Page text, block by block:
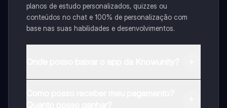
planos de estudo personalizados, quizzes ou
conteúdos no chat e 100% de personalização com
base nas suas habilidades e desenvolvimentos.